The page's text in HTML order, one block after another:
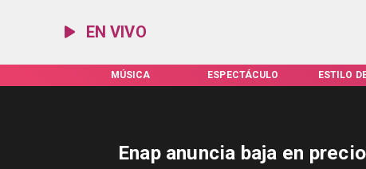
EN VIVO
MÚSICA ESPECTÁCULO ESTILO
Enap anuncia baja en